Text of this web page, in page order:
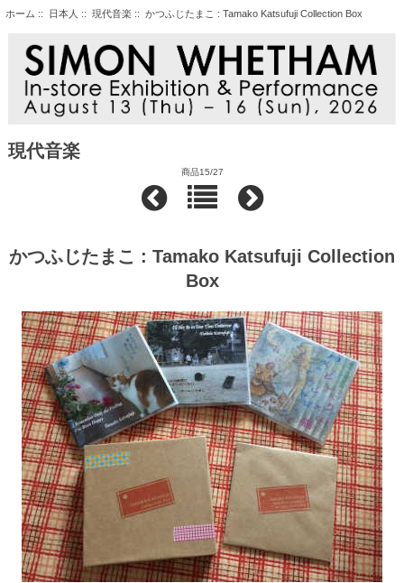
ホーム :: 日本人 :: 現代音楽 :: かつふじたまこ : Tamako Katsufuji Collection Box
現代音楽
商品15/27
かつふじたまこ : Tamako Katsufuji Collection
Box